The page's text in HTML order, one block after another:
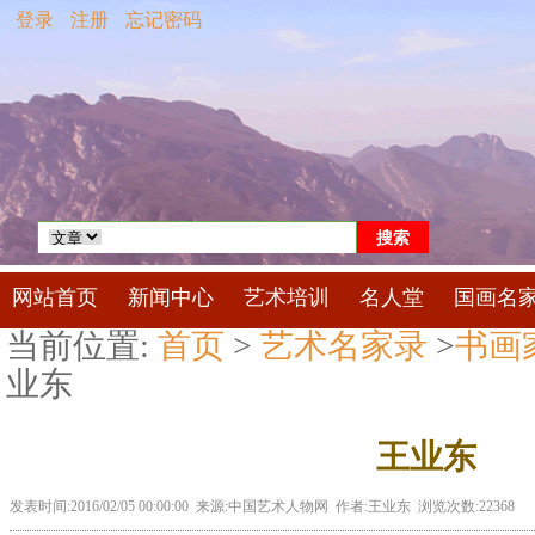
网站首页 新闻中心 艺术培训 名人堂 国画名
登录 注册 忘记密码
当前位置: 首页 > 艺术名家录 >书画
业东
王业东
发表时间:2016/02/05 00:00:00 来源:中国艺术人物网 作者:王业东 浏览次数:22368